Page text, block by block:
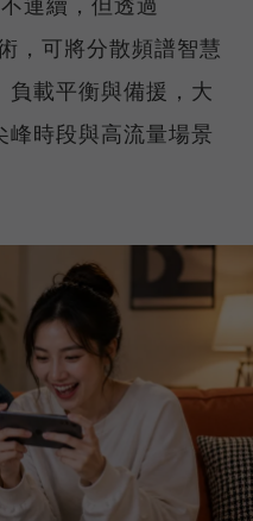
，可將分散頻譜智慧
負載平衡與備援，大
時段與高流量場景